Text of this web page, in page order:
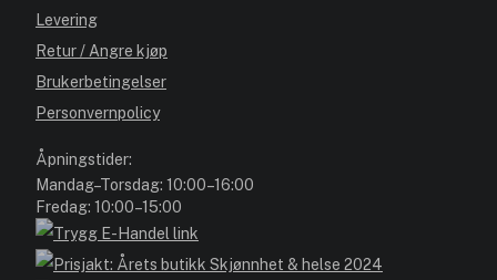
Levering
Retur / Angre kjøp
Brukerbetingelser
Personvernpolicy
Åpningstider:
Mandag–Torsdag: 10:00–16:00
Fredag: 10:00–15:00